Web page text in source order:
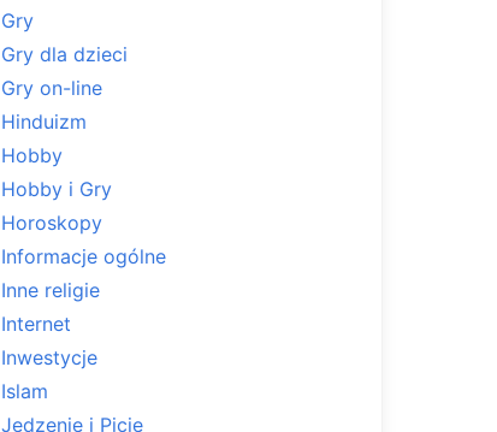
Gry
Gry dla dzieci
Gry on-line
Hinduizm
Hobby
Hobby i Gry
Horoskopy
Informacje ogólne
Inne religie
Internet
Inwestycje
Islam
Jedzenie i Picie